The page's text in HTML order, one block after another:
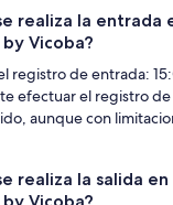
realiza la entrada
Vicoba?
registro de entrada:
efectuar el registro
aunque con
realiza la salida